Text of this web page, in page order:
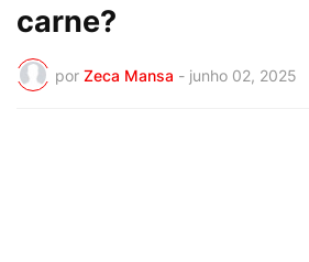
carne?
por Zeca Mansa - junho 02, 2025